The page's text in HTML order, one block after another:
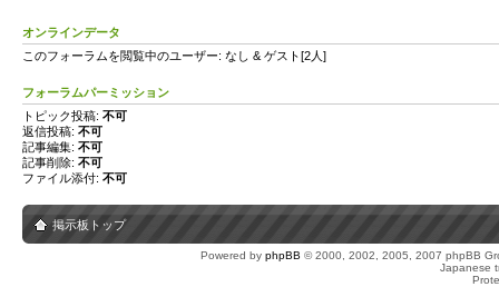
オンラインデータ
このフォーラムを閲覧中のユーザー: なし & ゲスト[2人]
フォーラムパーミッション
トピック投稿: 不可
返信投稿: 不可
記事編集: 不可
記事削除: 不可
ファイル添付: 不可
掲示板トップ
Powered by phpBB © 2000, 2002, 2005, 2007 phpBB
Japanese